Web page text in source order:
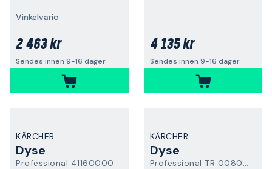
Vinkelvario
2 463 kr
Sendes innen 9-16 dager
4 135 kr
Sendes innen 9-16 dager
KÄRCHER
Dyse
Professional 41160000
KÄRCHER
Dyse
Professional TR 0080 Easy Force